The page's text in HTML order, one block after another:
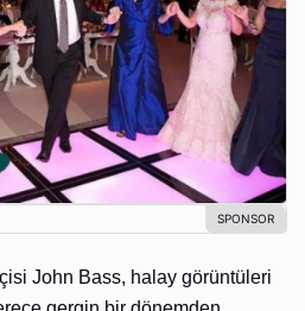
John Bass, halay görüntüleri